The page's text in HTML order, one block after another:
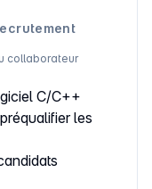
collaborateur
C/C++
les